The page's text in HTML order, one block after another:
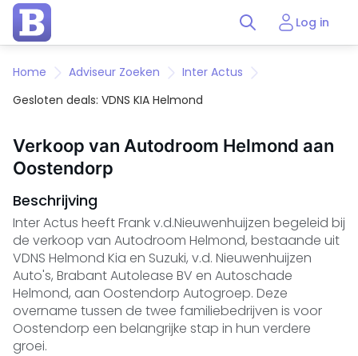
Log in
Home Adviseur Zoeken
Inter Actus
Gesloten deals: VDNS KIA Helmond
Verkoop van Autodroom Helmond aan
Oostendorp
Beschrijving
Inter Actus heeftFrank v.d.Nieuwenhuijzen begeleid bij
de verkoop van Autodroom Helmond, bestaande uit
VDNS Helmond Kia en Suzuki, v.d. Nieuwenhuijzen
Auto's, Brabant Autolease BV en Autoschade
Helmond, aan Oostendorp Autogroep. Deze
overname tussen de twee familiebedrijven is voor
Oostendorp een belangrijke stap in hun verdere
groei.